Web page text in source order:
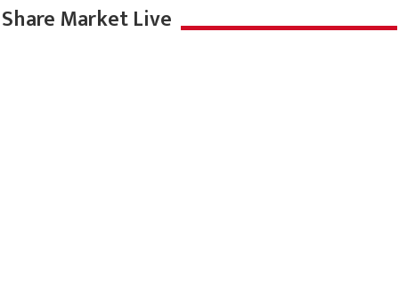
Share Market Live